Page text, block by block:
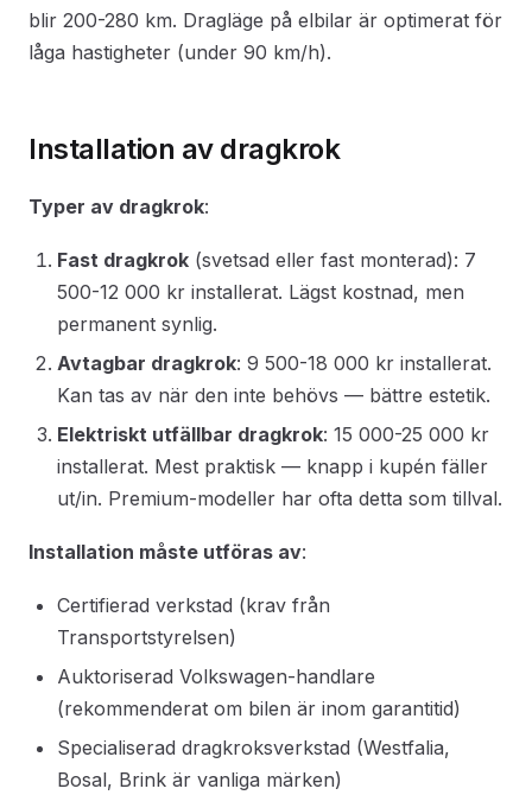
blir 200-280 km. Dragläge på elbilar är optimerat för
låga hastigheter (under 90 km/h).
Installation av dragkrok
Typer av dragkrok:
Fast dragkrok (svetsad eller fast monterad): 7
500-12 000 kr installerat. Lägst kostnad, men
permanent synlig.
Avtagbar dragkrok: 9 500-18 000 kr installerat.
Kan tas av när den inte behövs — bättre estetik.
Elektriskt utfällbar dragkrok: 15 000-25 000 kr
installerat. Mest praktisk — knapp i kupén fäller
ut/in. Premium-modeller har ofta detta som tillval.
Installation måste utföras av:
Certifierad verkstad (krav från
Transportstyrelsen)
Auktoriserad Volkswagen-handlare
(rekommenderat om bilen är inom garantitid)
Specialiserad dragkroksverkstad (Westfalia,
Bosal, Brink är vanliga märken)